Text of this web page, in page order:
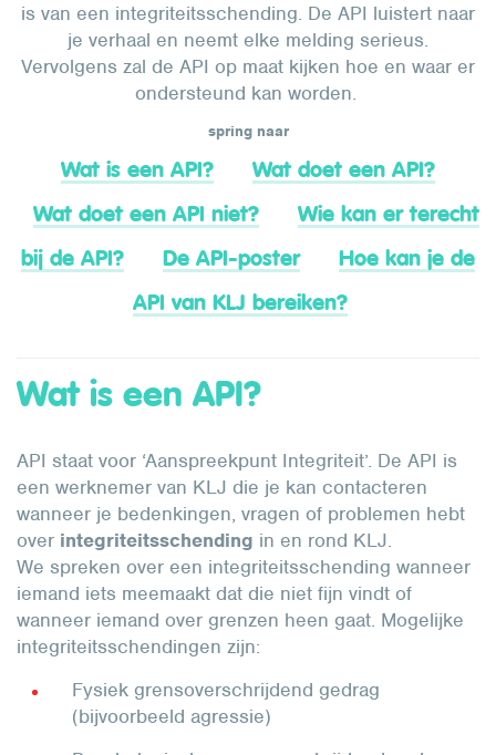
is van een integriteitsschending. De API luistert naar
je verhaal en neemt elke melding serieus.
Vervolgens zal de API op maat kijken hoe en waar er
ondersteund kan worden.
spring naar
Wat is een API?
Wat doet een API?
Wat doet een API niet?
Wie kan er terecht
bij de API?
De API-poster
Hoe kan je de
API van KLJ bereiken?
Wat is een API?
API staat voor ‘Aanspreekpunt Integriteit’. De API is
een werknemer van KLJ die je kan contacteren
wanneer je bedenkingen, vragen of problemen hebt
over integriteitsschending in en rond KLJ.
We spreken over een integriteitsschending wanneer
iemand iets meemaakt dat die niet fijn vindt of
wanneer iemand over grenzen heen gaat. Mogelijke
integriteitsschendingen zijn:
Fysiek grensoverschrijdend gedrag
(bijvoorbeeld agressie)